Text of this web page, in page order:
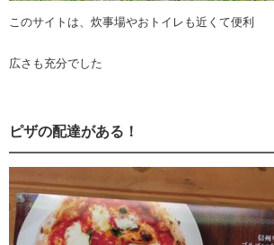
このサイトは、炊事場やおトイレも近くて便利
広さも充分でした
ピザの配達がある！